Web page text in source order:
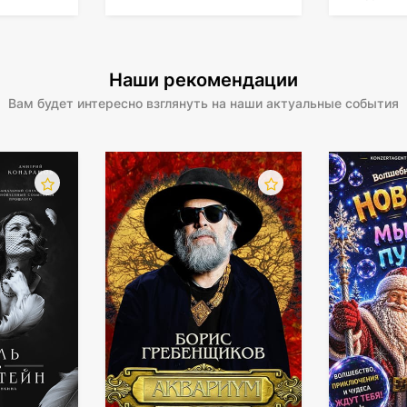
Наши рекомендации
Вам будет интересно взглянуть на наши актуальные события